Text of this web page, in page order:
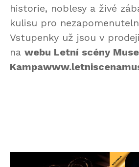
historie, noblesy a živé
kulisu pro
Vstupenky už jsou v
na webu Letní scény